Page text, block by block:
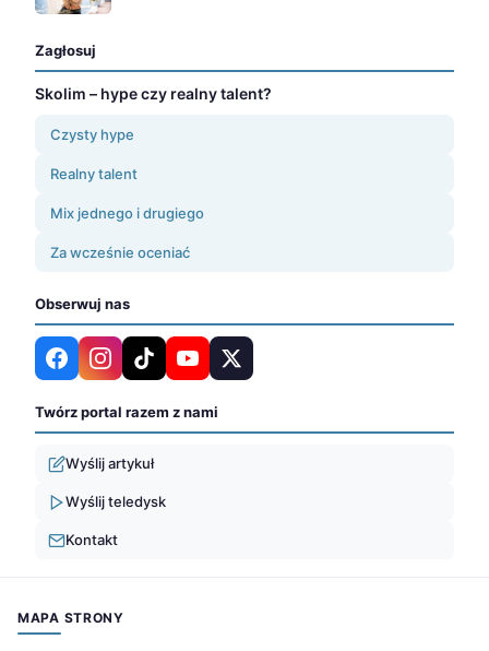
Zagłosuj
Skolim – hype czy realny talent?
Czysty hype
Realny talent
Mix jednego i drugiego
Za wcześnie oceniać
Obserwuj nas
Twórz portal razem z nami
Wyślij artykuł
Wyślij teledysk
Kontakt
MAPA STRONY